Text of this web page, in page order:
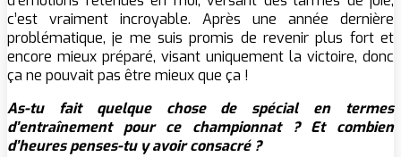
c’est vraiment incroyable. Après une année dernière
problématique, je me suis promis de revenir plus fort et
encore mieux préparé, visant uniquement la victoire, donc
ça ne pouvait pas être mieux que ça !
As-tu fait quelque chose de spécial en termes
d’entraînement pour ce championnat ? Et combien
d’heures penses-tu y avoir consacré ?